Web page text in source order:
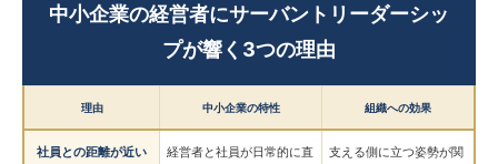
中小企業の経営者にサーバントリーダーシッ
プが響く3つの理由
理由 中小企業の特性 組織への効果
社員との距離が近い 経営者と社員が日常的に直 支える側に立つ姿勢が関